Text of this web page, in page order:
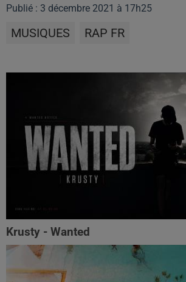
Publié : 3 décembre 2021 à 17h25
MUSIQUES RAP FR
Krusty - Wanted